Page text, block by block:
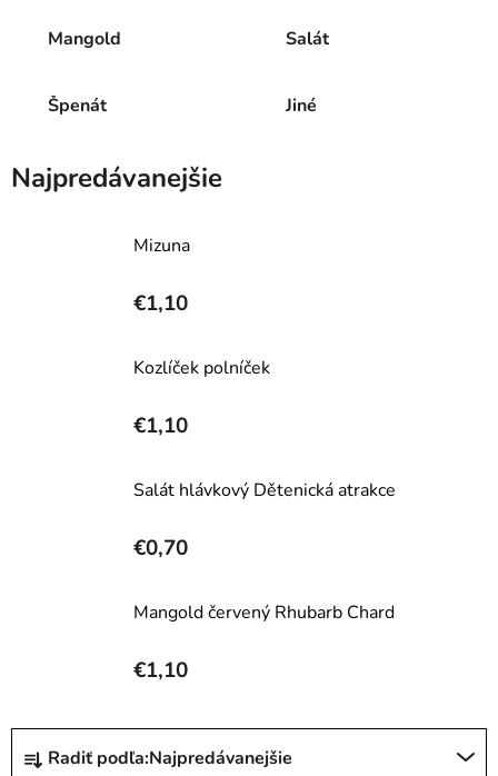
Mangold Salát
Špenát Jiné
Najpredávanejšie
Mizuna
€1,10
Kozlíček polníček
€1,10
Salát hlávkový Dětenická atrakce
€0,70
Mangold červený Rhubarb Chard
€1,10
R
Radiť podľa:Najpredávanejšie